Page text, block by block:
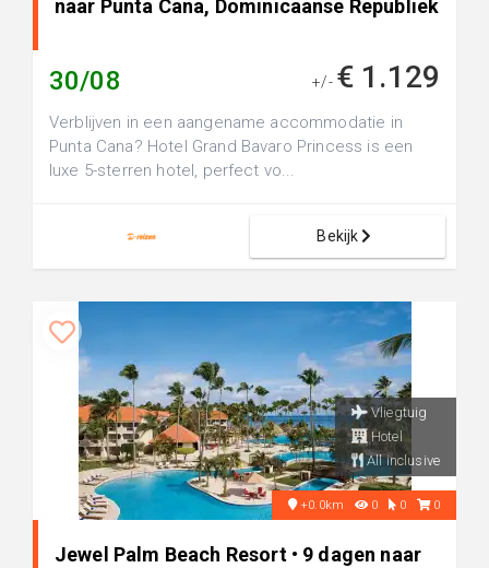
naar Punta Cana, Dominicaanse Republiek
30/08 +/- € 1.129
Verblijven in een aangename accommodatie in
Punta Cana? Hotel Grand Bavaro Princess is een
luxe 5-sterren hotel, perfect vo...
Bekijk
Vliegtuig
Hotel
All inclusive
+0.0km 0 0 0
Jewel Palm Beach Resort • 9 dagen naar